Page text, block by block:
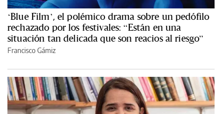
‘Blue Film’, el polémico drama sobre un pedófilo
rechazado por los festivales: “Están en una
situación tan delicada que son reacios al riesgo”
Francisco Gámiz